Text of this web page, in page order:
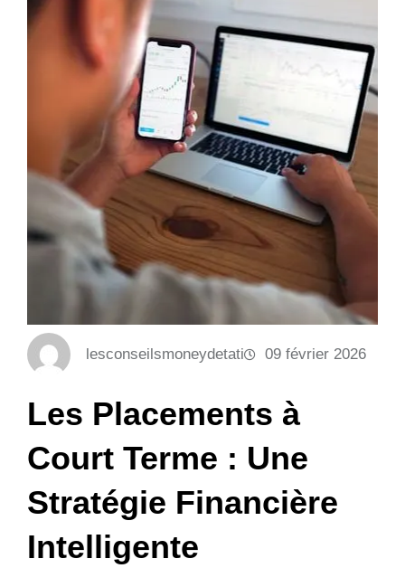
lesconseilsmoneydetati 09 février 2026
Les Placements à
Court Terme : Une
Stratégie Financière
Intelligente